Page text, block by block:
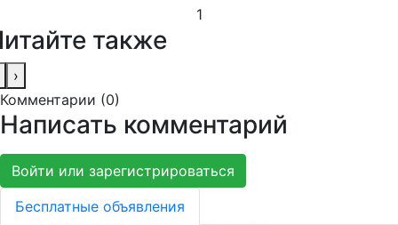
1
также
›
Комментарии (0)
Написать комментарий
Войти или зарегистрироваться
Бесплатные объявления